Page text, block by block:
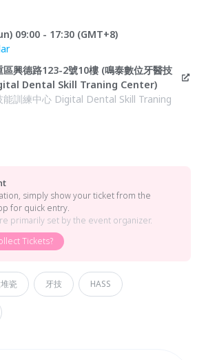
09:00 - 17:30 (GMT+8)
區興德路123-2號10樓 (鳴泰數位牙醫技
Dental Skill Traning Center)
能訓練中心 Digital Dental Skill Traning
simply show your ticket from the
for quick entry.
primarily set by the event organizer.
Tickets?
瓷 牙技 HASS